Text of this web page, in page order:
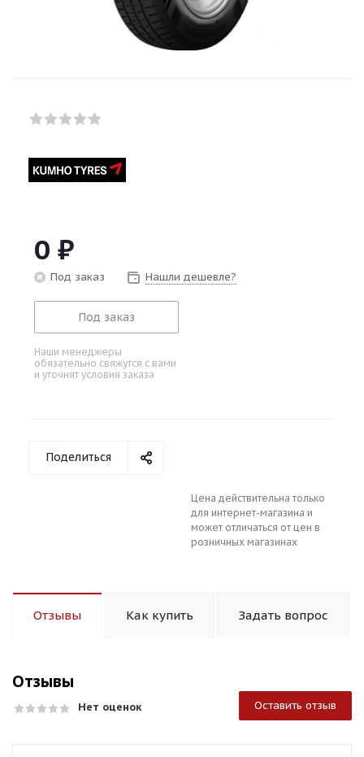
0 ₽
Под заказ Нашли дешевле?
Под заказ
Наши менеджеры
обязательно свяжутся с вами
и уточнят условия заказа
Поделиться
Цена действительна только
для интернет-магазина и
может отличаться от цен в
розничных магазинах
Отзывы Как купить Задать вопрос
Отзывы
Нет оценок Оставить отзыв